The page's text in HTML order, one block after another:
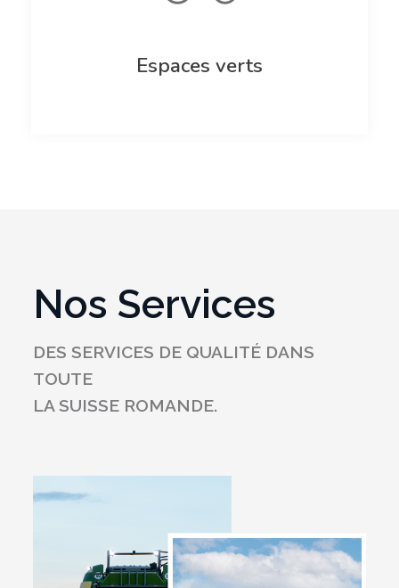
Espaces verts
Nos Services
DES SERVICES DE QUALITÉ DANS
TOUTE
LA SUISSE ROMANDE.